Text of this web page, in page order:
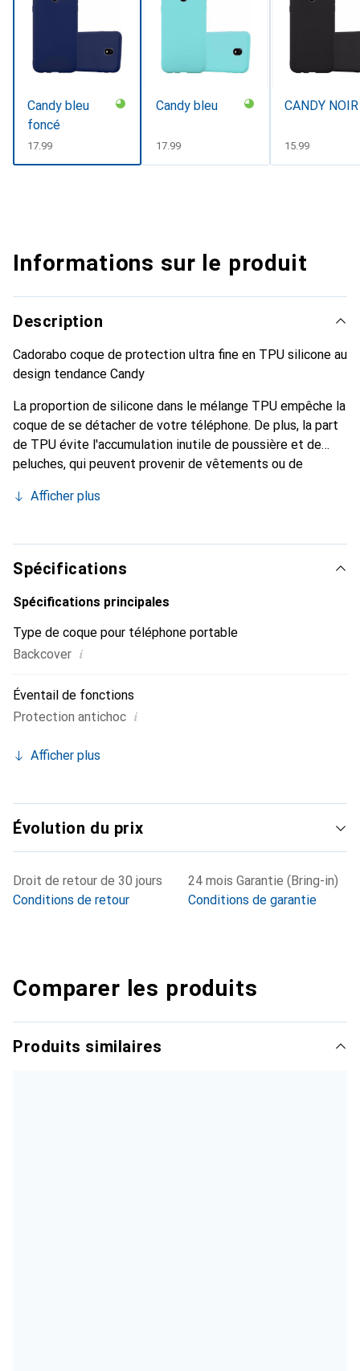
Candy bleu
foncé
CHF
17.99
Candy bleu
CHF
17.99
CANDY NOIR
CHF
15.99
Informations sur le produit
Description
Cadorabo coque de protection ultra fine en TPU silicone au
design tendance Candy
La proportion de silicone dans le mélange TPU empêche la
coque de se détacher de votre téléphone. De plus, la part
de TPU évite l'accumulation inutile de poussière et de
peluches, qui peuvent provenir de vêtements ou de
Afficher plus
Spécifications
Spécifications principales
Type de coque pour téléphone portable
Backcover i
Éventail de fonctions
Protection antichoc i
Afficher plus
Évolution du prix
Droit de retour de 30 jours
Conditions de retour
24 mois Garantie (Bring-in)
Conditions de garantie
Comparer les produits
Produits similaires